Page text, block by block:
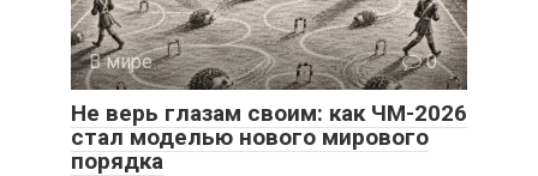
В мире 0
Не верь глазам своим: как ЧМ-2026
стал моделью нового мирового
порядка